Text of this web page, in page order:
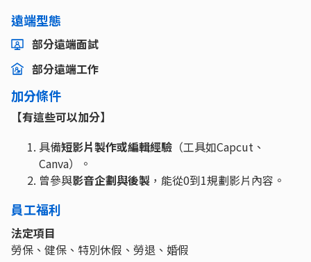
遠端型態
部分遠端面試
部分遠端工作
加分條件
【有這些可以加分】
具備短影片製作或編輯經驗 （工具如Capcut、
Canva）。
曾參與影音企劃與後製 ，能從0到1規劃影片內容。
員工福利
法定項目
勞保、健保、特別休假、勞退、婚假